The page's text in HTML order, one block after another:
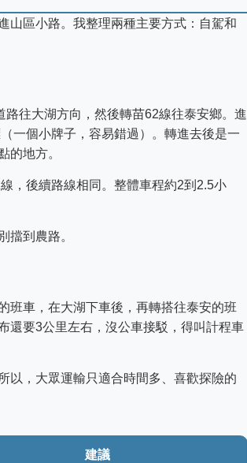
山區小路。我整理兩種主要方式：自駕和
往大湖方向，然後轉苗62線往泰安鄉。進
一個小牌子，容易錯過）。轉進去後是一
的地方。
，後續路線相同。整體車程約2到2.5小
擋到農路。
班車，在大湖下車後，再轉搭往泰安的班
還要3公里左右，沒公車接駁，得叫計程車
以，大眾運輸只適合時間多、喜歡探險的
建議